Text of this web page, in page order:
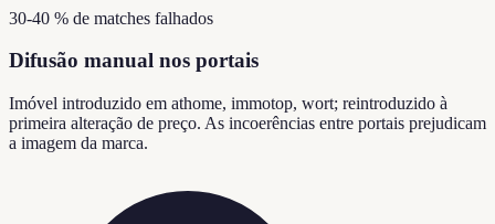
30-40 % de matches falhados
Difusão manual nos portais
Imóvel introduzido em athome, immotop, wort; reintroduzido à
primeira alteração de preço. As incoerências entre portais prejudicam
a imagem da marca.